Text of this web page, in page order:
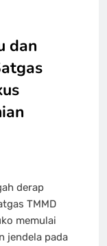
dan
derap
TMMD
memulai
jendela pada